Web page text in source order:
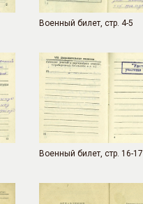
Военный билет, стр. 4-5
Военный билет, стр. 16-17